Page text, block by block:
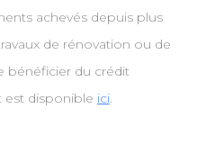
achevés depuis plus
de rénovation ou de
bénéficier du crédit
est disponible ici.